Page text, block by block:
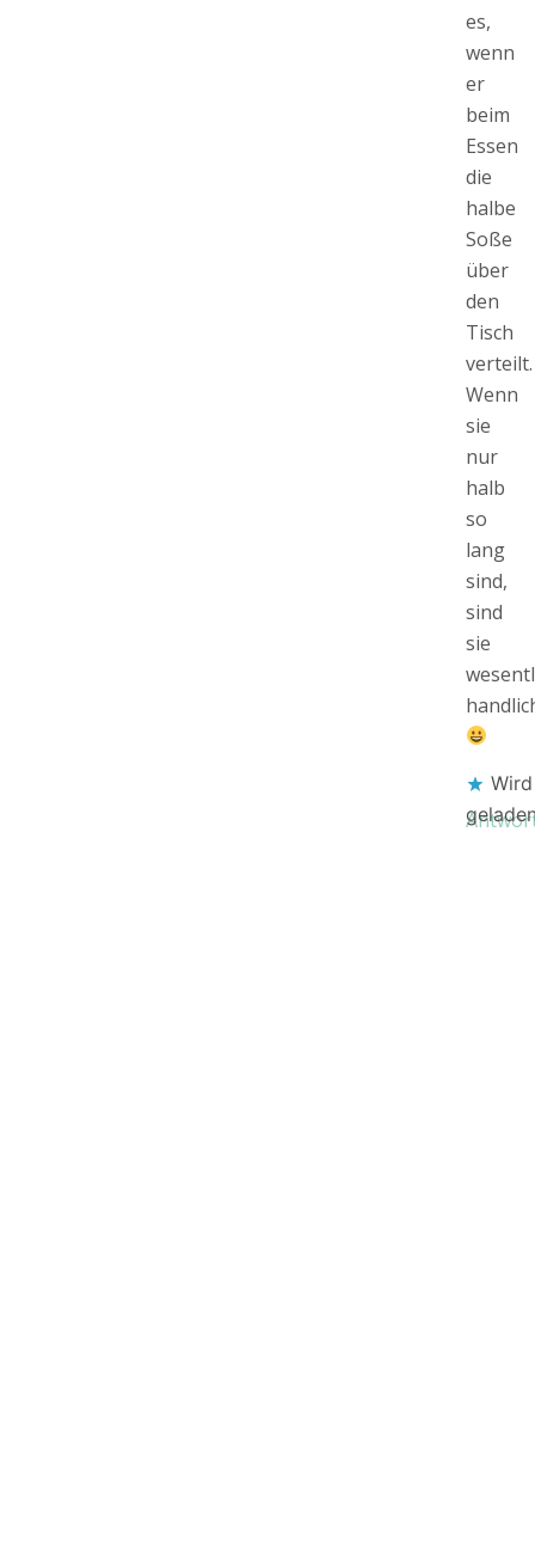
es,
wenn
er
beim
Essen
die
halbe
Soße
über
den
Tisch
verteilt.
Wenn
sie
nur
halb
so
lang
sind,
sind
sie
Wird